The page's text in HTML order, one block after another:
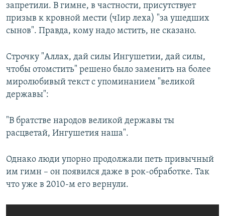
запретили. В гимне, в частности, присутствует
призыв к кровной мести (чІир леха) "за ушедших
сынов". Правда, кому надо мстить, не сказано.
Строчку "Аллах, дай силы Ингушетии, дай силы,
чтобы отомстить" решено было заменить на более
миролюбивый текст с упоминанием "великой
державы":
"В братстве народов великой державы ты
расцветай, Ингушетия наша".
Однако люди упорно продолжали петь привычный
им гимн – он появился даже в рок-обработке. Так
что уже в 2010-м его вернули.